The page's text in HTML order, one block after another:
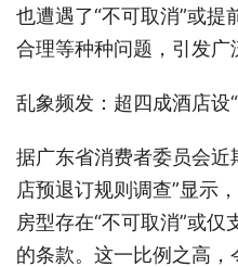
也遭遇了“不可取消”或提
合理等种种问题，引发广
乱象频发：超四成酒店设
据广东省消费者委员会近
店预退订规则调查”显示
房型存在“不可取消”或
的条款。这一比例之高